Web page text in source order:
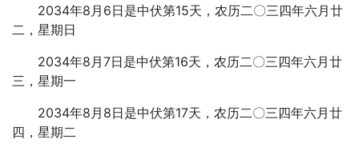
2034年8月6日是中伏第15天，农历二〇三四年六月廿
二，星期日
2034年8月7日是中伏第16天，农历二〇三四年六月廿
三，星期一
2034年8月8日是中伏第17天，农历二〇三四年六月廿
四，星期二